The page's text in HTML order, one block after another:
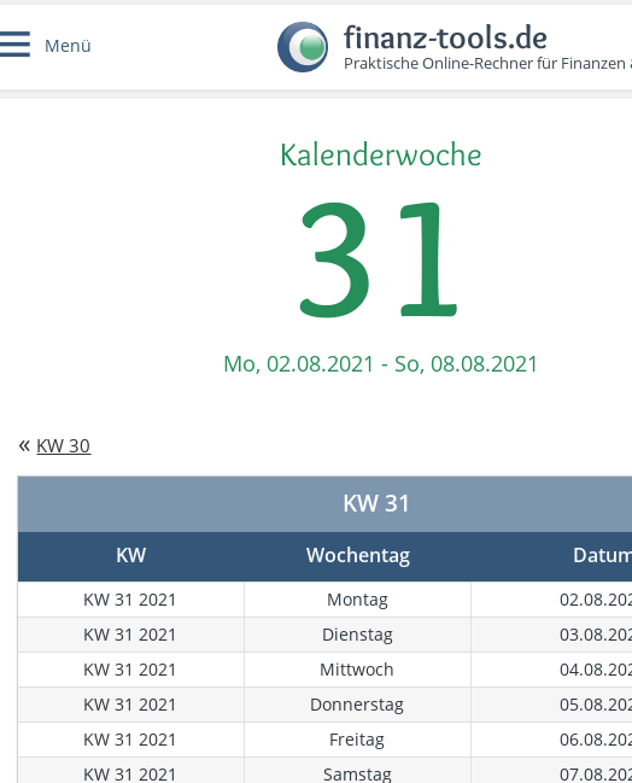
Menü finanz-tools.de
Praktische Online-Rechner für Finanzen
Kalenderwoche
31
Mo, 02.08.2021 - So, 08.08.2021
« KW 30
KW 31
KW Wochentag
KW 31 2021 Montag
KW 31 2021
Dienstag
KW 31 2021
Mittwoch
KW 31 2021
Donnerstag
KW 31 2021
Freitag
KW 31 2021
Samstag